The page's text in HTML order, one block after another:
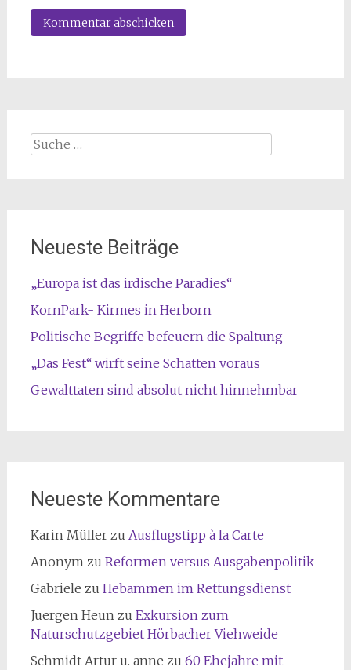
Suche
nach:
Neueste Beiträge
„Europa ist das irdische Paradies“
KornPark- Kirmes in Herborn
Politische Begriffe befeuern die Spaltung
„Das Fest“ wirft seine Schatten voraus
Gewalttaten sind absolut nicht hinnehmbar
Neueste Kommentare
Karin Müllerzu Ausflugstipp à la Carte
Anonym zu Reformen versus Ausgabenpolitik
Gabriele zu Hebammen im Rettungsdienst
Juergen Heun zu Exkursion zum
Naturschutzgebiet Hörbacher Viehweide
Schmidt Artur u. anne zu 60 Ehejahre mit